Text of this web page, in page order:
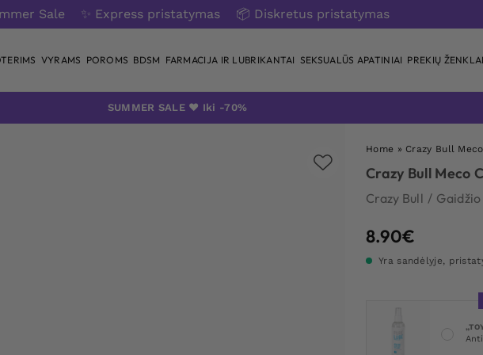
Sale ✨ Express pristatymas 📦 Diskretus pristatymas
VYRAMS POROMS BDSM FARMACIJA IR LUBRIKANTAI SEKSUALŪS APATINIAI PREKIŲ ŽENKLAI
SUMMER SALE ❤️ Iki -70%
Home » Crazy Bull
Crazy Bull Meco
Crazy Bull /
8.90€
Yra sandėlyje,